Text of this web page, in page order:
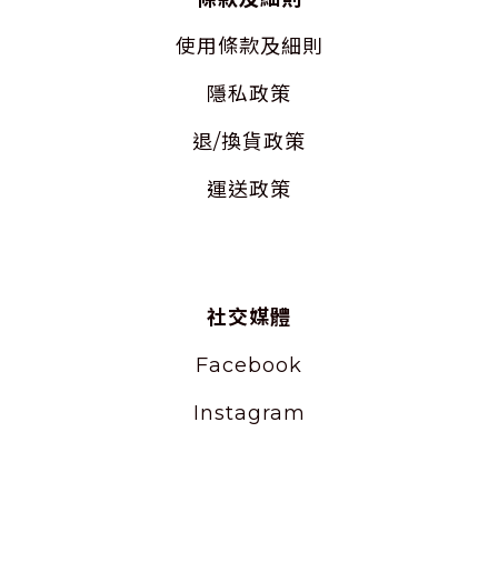
使用條款及細則
隱私政策
退/換貨政策
運送政策
社交媒體
Facebook
Instagram